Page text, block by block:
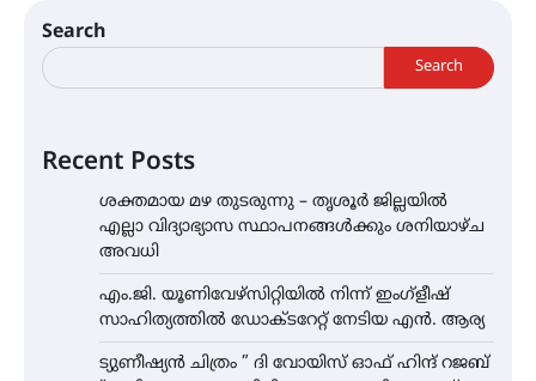
Search
Search
Recent Posts
ശക്തമായ മഴ തുടരുന്നു – തൃശൂർ ജില്ലയിൽ
എല്ലാ വിദ്യാഭ്യാസ സ്ഥാപനങ്ങൾക്കും ശനിയാഴ്ച
അവധി
എം.ജി. യൂണിവേഴ്‌സിറ്റിയിൽ നിന്ന് ഇംഗ്ളീഷ്
സാഹിത്യത്തിൽ ഡോക്ടറേറ്റ് നേടിയ എൻ. ആര്യ
ട്യുണീഷ്യൻ ചിത്രം ” ദി വോയിസ് ഓഫ് ഹിന്ദ് റജബ്